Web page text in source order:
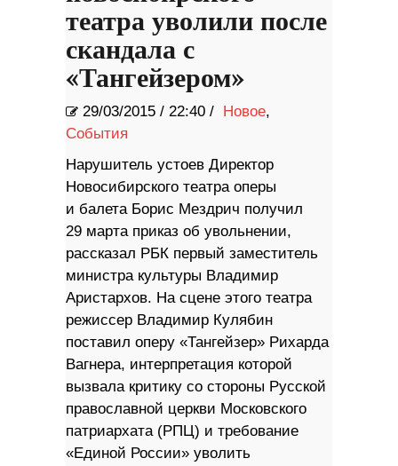
театра уволили после
скандала с
«Тангейзером»
29/03/2015 / 22:40 / Новое,
События
​Нарушитель устоев Директор
Новосибирского театра оперы
и балета Борис Мездрич получил
29 марта приказ об увольнении,
рассказал РБК первый заместитель
министра культуры Владимир
Аристархов. На сцене этого театра
режиссер Владимир Кулябин
поставил оперу «Тангейзер» Рихарда
Вагнера, интерпретация которой
вызвала критику со стороны Русской
православной церкви Московского
патриархата (РПЦ) и требование
«Единой России» уволить